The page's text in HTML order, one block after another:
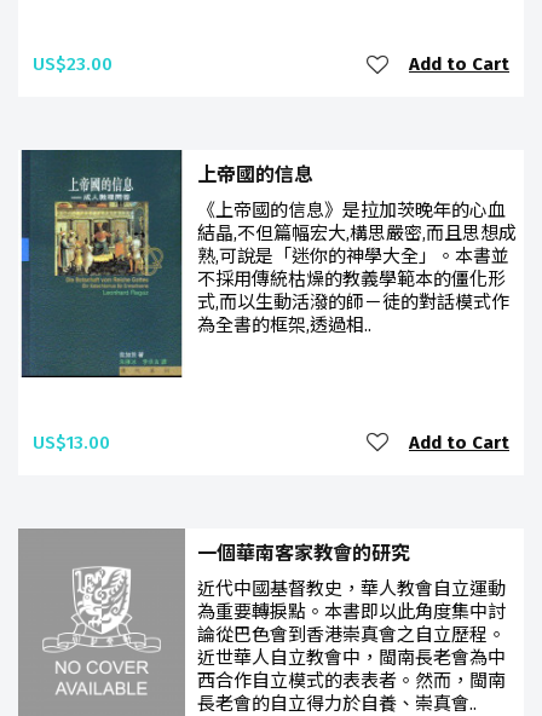
US$23.00 Add to Cart
上帝國的信息
《上帝國的信息》是拉加茨晚年的心血
結晶,不但篇幅宏大,構思嚴密,而且思想成
熟,可說是「迷你的神學大全」。本書並
不採用傳統枯燥的教義學範本的僵化形
式,而以生動活潑的師－徒的對話模式作
為全書的框架,透過相..
US$13.00 Add to Cart
一個華南客家教會的研究
近代中國基督教史，華人教會自立運動
為重要轉捩點。本書即以此角度集中討
論從巴色會到香港崇真會之自立歷程。
近世華人自立教會中，閩南長老會為中
西合作自立模式的表表者。然而，閩南
長老會的自立得力於自養、崇真會..